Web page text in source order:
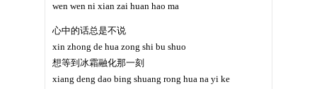
wen wen ni xian zai huan hao ma
心中的话总是不说
xin zhong de hua zong shi bu shuo
想等到冰霜融化那一刻
xiang deng dao bing shuang rong hua na yi ke